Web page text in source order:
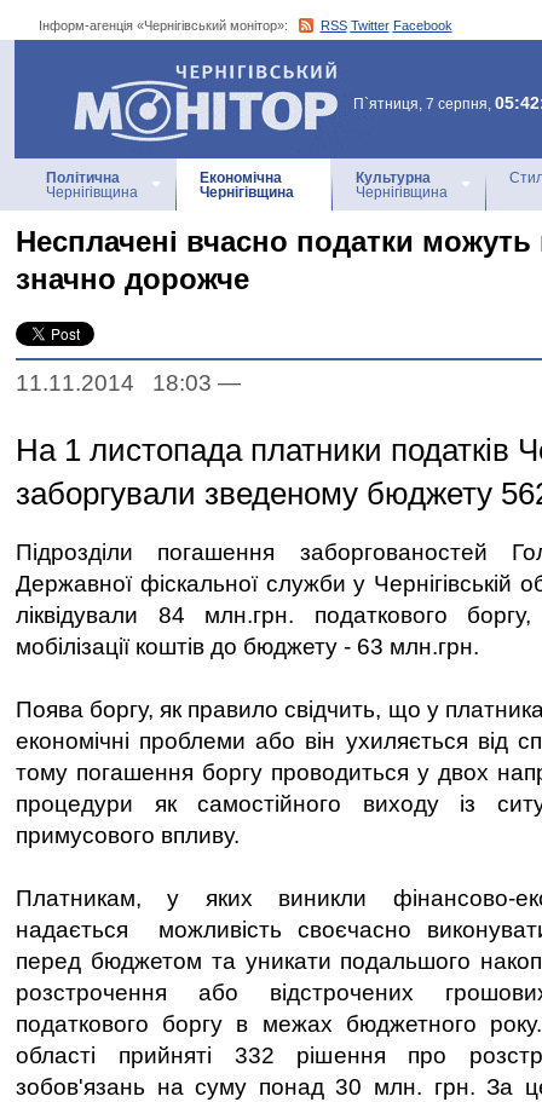
Інформ-агенція «Чернігівський монітор»: RSS Twitter Facebook
Інформ-агенція
«Чернігівський монітор»
П`ятниця, 7 серпня,
Політична
Чернігівщина
Економічна
Чернігівщина
Культурна
Чернігівщина
Несплачені вчасно податки
значно дорожче
11.11.2014 18:03 —
На 1 листопада платники податків
заборгували зведеному бюджету
Підрозділи погашення заборгованостей
Державної фіскальної служби у Чернігівській
ліквідували 84 млн.грн. податкового
мобілізації коштів до бюджету - 63 млн.грн.
Поява боргу, як правило свідчить, що у
економічні проблеми або він ухиляється від
тому погашення боргу проводиться у двох
процедури як самостійного виходу із
примусового впливу.
Платникам, у яких виникли фінансово-
надається можливість своєчасно
перед бюджетом та уникати подальшого
розстрочення або відстрочених
податкового боргу в межах бюджетного
області прийняті 332 рішення про
зобов'язань на суму понад 30 млн. грн. За